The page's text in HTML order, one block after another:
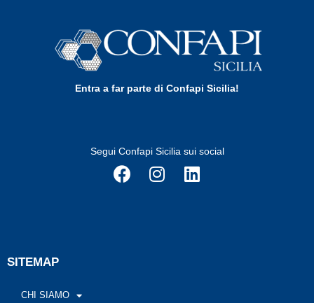
Entra a far parte di Confapi Sicilia!
Segui Confapi Sicilia sui social
SITEMAP
CHI SIAMO